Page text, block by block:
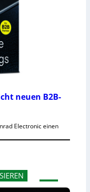
neuen B2B-
Electronic einen